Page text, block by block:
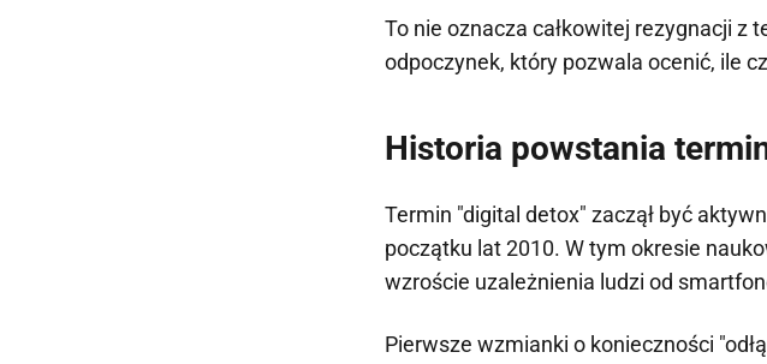
To nie oznacza całkowitej rezygnacji z
odpoczynek, który pozwala ocenić, ile
Historia powstania
Termin "digital detox" zaczął być
początku lat 2010. W tym okresie
wzroście uzależnienia ludzi od
Pierwsze wzmianki o konieczności